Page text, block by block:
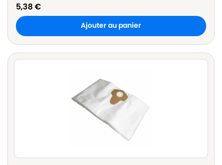
5,38€
Ajouter au panier